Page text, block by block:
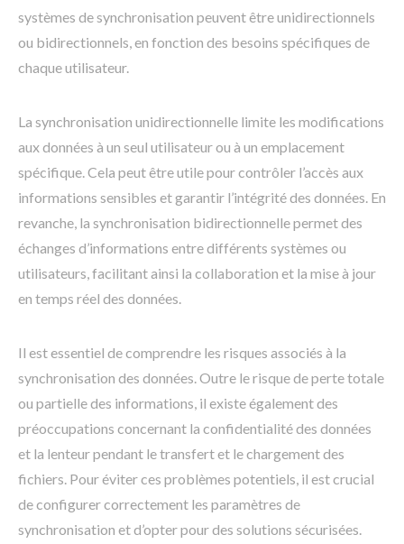
systèmes de synchronisation peuvent être unidirectionnels
ou bidirectionnels, en fonction des besoins spécifiques de
chaque utilisateur.
La synchronisation unidirectionnelle limite les modifications
aux données à un seul utilisateur ou à un emplacement
spécifique. Cela peut être utile pour contrôler l’accès aux
informations sensibles et garantir l’intégrité des données. En
revanche, la synchronisation bidirectionnelle permet des
échanges d’informations entre différents systèmes ou
utilisateurs, facilitant ainsi la collaboration et la mise à jour
en temps réel des données.
Il est essentiel de comprendre les risques associés à la
synchronisation des données. Outre le risque de perte totale
ou partielle des informations, il existe également des
préoccupations concernant la confidentialité des données
et la lenteur pendant le transfert et le chargement des
fichiers. Pour éviter ces problèmes potentiels, il est crucial
de configurer correctement les paramètres de
synchronisation et d’opter pour des solutions sécurisées.